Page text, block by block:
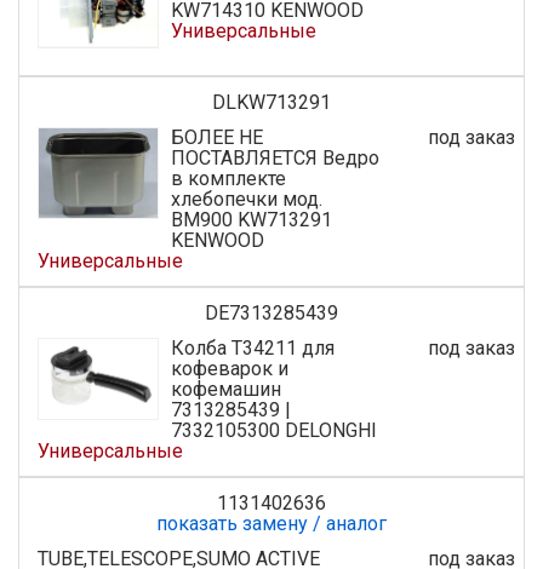
KW714310 KENWOOD
Универсальные
DLKW713291
БОЛЕЕ НЕ
ПОСТАВЛЯЕТСЯ Ведро
в комплекте
хлебопечки мод.
BM900 KW713291
KENWOOD
Универсальные
под заказ
DE7313285439
Колба T34211 для
кофеварок и
кофемашин
7313285439 |
7332105300 DELONGHI
Универсальные
под заказ
1131402636
показать замену / аналог
TUBE,TELESCOPE,SUMO ACTIVE
под заказ